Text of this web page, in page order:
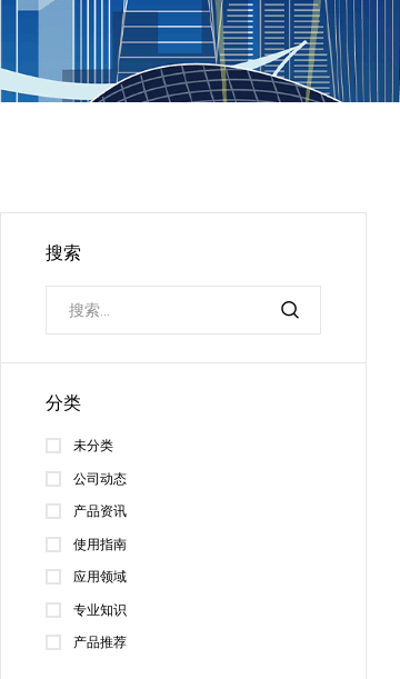
搜索
分类
未分类
公司动态
产品资讯
使用指南
应用领域
专业知识
产品推荐